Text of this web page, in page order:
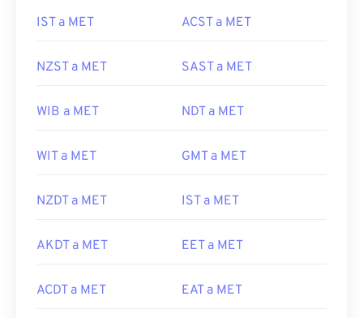
IST a MET ACST a MET
NZST a MET SAST a MET
WIB a MET NDT a MET
WIT a MET GMT a MET
NZDT a MET IST a MET
AKDT a MET EET a MET
ACDT a MET EAT a MET